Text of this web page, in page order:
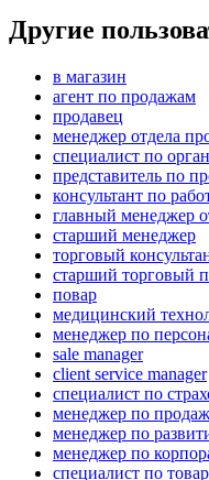
Другие
в магазин
агент по продажам
продавец
менеджер отдела
специалист по
представитель по
консультант по
главный менеджер
старший менеджер
торговый
старший торговый
повар
медицинский
менеджер по
sale manager
client service manager
специалист по
менеджер по
менеджер по
менеджер по
специалист по